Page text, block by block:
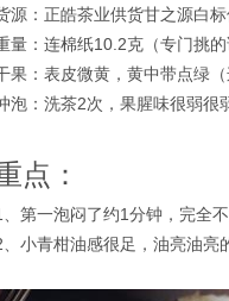
源：正皓茶业供货甘之源白
量：连棉纸10.2克（专门挑
果：表皮微黄，黄中带点绿
泡：洗茶2次，果腥味很弱很
点：
、第一泡闷了约1分钟，完全
、小青柑油感很足，油亮油